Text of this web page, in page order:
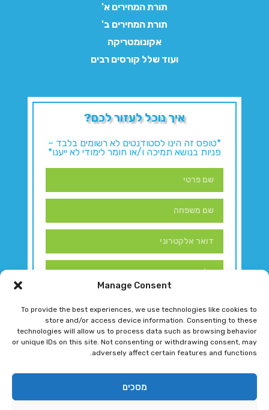
Manage Consent
To provide the best experiences, we use technologies like cookies to
store and/or access device information. Consenting to these
technologies will allow us to process data such as browsing behavior
or unique IDs on this site. Not consenting or withdrawing consent, may
adversely affect certain features and functions.
מסכים
תורת המחירים א'
תורת המחירים ב'
אקונומטריקה
ועוד שלל קורסים רבים
איך נוכל לעזור לכם?
*טופס זה הינו לסטודנטים לא רשומים בלבד –
פניות בנושא תמיכה ו/או חומר לימודי לא ייענו*